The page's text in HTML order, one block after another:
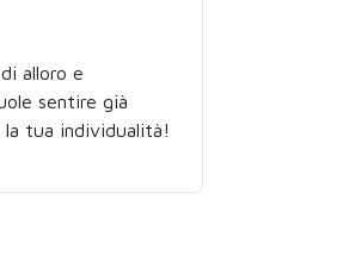
alloro e
sentire già
tua individualità!